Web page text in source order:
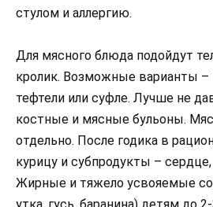
стулом и аллергию.
Для мясного блюда подойдут
кролик. Возможные варианты –
тефтели или суфле. Лучше не
костные и мясные бульоны.
отдельно. После годика в
курицу и субпродукты –
Жирные и тяжело усвояемые